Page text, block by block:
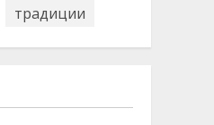
традиции